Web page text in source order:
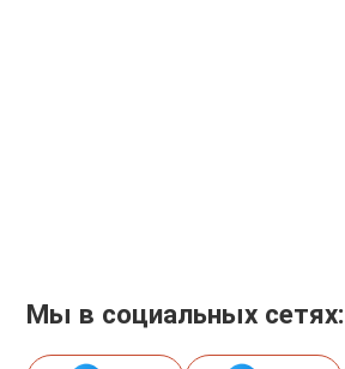
Мы в социальных сетях: